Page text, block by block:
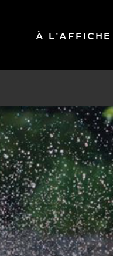
À L’AFFICHE